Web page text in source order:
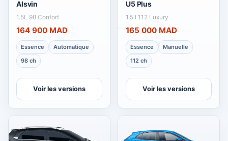
Alsvin
1.5L 98 Confort
164 900 MAD
Essence
Automatique
98 ch
Voir les versions
U5 Plus
1.5 l 112 Luxury
165 000 MAD
Essence
Manuelle
112 ch
Voir les versions